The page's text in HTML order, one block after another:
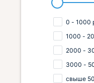
0 - 1000
1000 -
2000 -
3000 -
свыше